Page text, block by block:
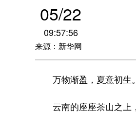
05/22
09:57:56
来源：新华网
万物渐盈，夏意初生。
云南的座座茶山之上，